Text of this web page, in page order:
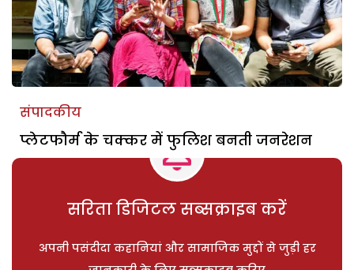
संपादकीय
प्लेटफौर्म के चक्कर में फुलिश बनती जनरेशन
सरिता डिजिटल सब्सक्राइब करें
अपनी पसंदीदा कहानियां और सामाजिक मुद्दों से जुड़ी हर